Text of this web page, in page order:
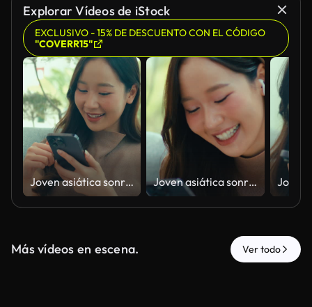
Explorar Vídeos de iStock
EXCLUSIVO - 15% DE DESCUENTO CON EL CÓDIGO
"COVERR15"
Joven asiática sonriendo y mirando su smartphone mientras está sentada en una cafetería luminosa y acogedora, disfrutando de un momento de relajación. Concepto de estilo de vida en un café. Joven asiática sonriendo y mirando su smartphone mientras está sentada en una cafetería luminosa y acogedora, disfrutando de un momento de relajación. Concepto de estilo de vida en un café.
Más vídeos en escena. Ver todo